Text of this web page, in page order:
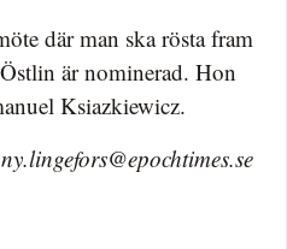
där man ska rösta fram
är nominerad. Hon
Ksiazkiewicz.